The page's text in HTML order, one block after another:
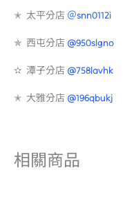
✭ 太平分店 ＠snn0112i
✯ 西屯分店 @950slgno
✫ 潭子分店 @758lavhk
✭ 大雅分店 @196qbukj
相關商品